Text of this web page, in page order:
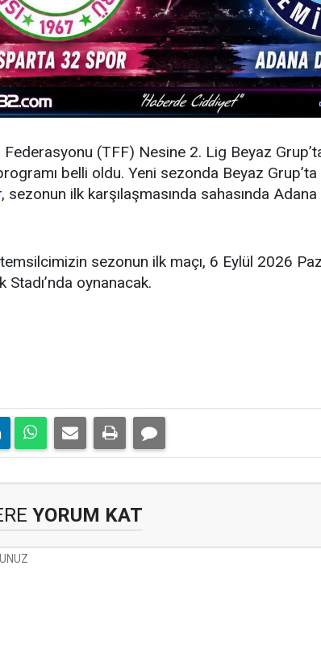
(TFF) Nesine 2. Lig Beyaz
belli oldu. Yeni sezonda Beyaz
, sezonun ilk karşılaşmasında sahasında
sezonun ilk maçı, 6 Eylül 2026
Stadı’nda oynanacak.
YORUM KAT